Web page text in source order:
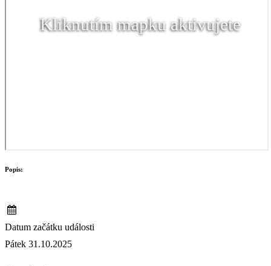
Kliknutím mapku aktivujete
Popis:
Datum začátku události
Pátek 31.10.2025